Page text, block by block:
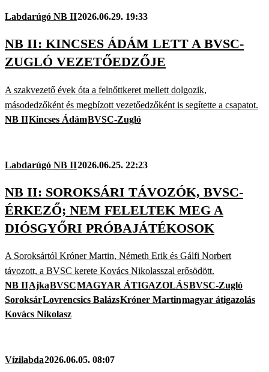
Labdarúgó NB II2026.06.29. 19:33
NB II: KINCSES ÁDÁM LETT A BVSC-
ZUGLÓ VEZETŐEDZŐJE
A szakvezető évek óta a felnőttkeret mellett dolgozik,
másodedzőként és megbízott vezetőedzőként is segítette a csapatot.
NB IIKincses ÁdámBVSC-Zugló
Labdarúgó NB II2026.06.25. 22:23
NB II: SOROKSÁRI TÁVOZÓK, BVSC-
ÉRKEZŐ; NEM FELELTEK MEG A
DIÓSGYŐRI PRÓBAJÁTÉKOSOK
A Soroksártól Króner Martin, Németh Erik és Gálfi Norbert
távozott, a BVSC kerete Kovács Nikolasszal erősödött.
NB IIAjkaBVSCMAGYAR ÁTIGAZOLÁSBVSC-Zugló
SoroksárLovrencsics BalázsKróner Martinmagyar átigazolás
Kovács Nikolasz
Vízilabda2026.06.05. 08:07